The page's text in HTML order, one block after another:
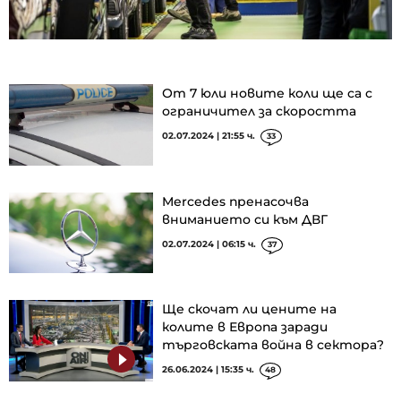
От 7 юли новите коли ще са с
ограничител за скоростта
02.07.2024 | 21:55 ч. 33
Mercedes пренасочва
вниманието си към ДВГ
02.07.2024 | 06:15 ч. 37
Ще скочат ли цените на
колите в Европа заради
търговската война в сектора?
26.06.2024 | 15:35 ч. 48